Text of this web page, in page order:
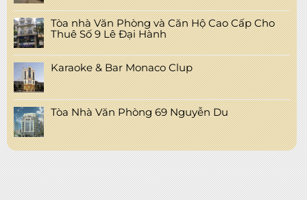
Tòa nhà Văn Phòng và Căn Hộ Cao Cấp Cho
Thuê Số 9 Lê Đại Hành
Karaoke & Bar Monaco Clup
Tòa Nhà Văn Phòng 69 Nguyễn Du